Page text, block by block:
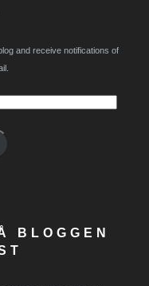
and receive notifications of
BLOGGEN